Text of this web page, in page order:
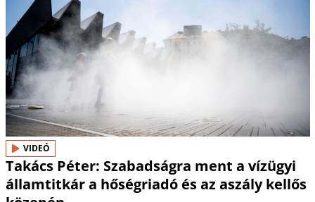
VIDEÓ
Takács Péter: Szabadságra ment a vízügyi
államtitkár a hőségriadó és az aszály kellős